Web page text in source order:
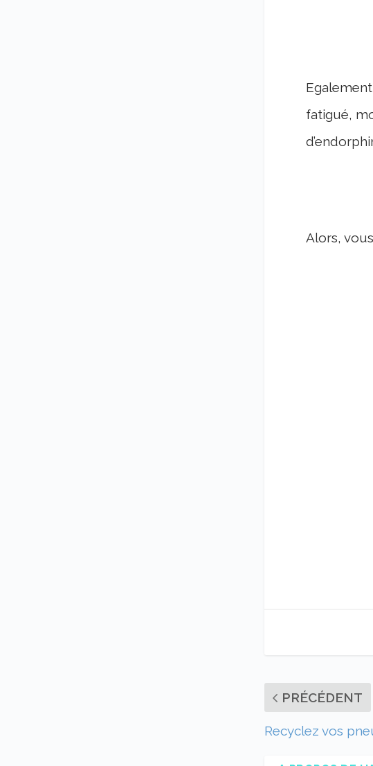
fatigué,
Alors,
PRÉCÉDENT
Recyclez vos